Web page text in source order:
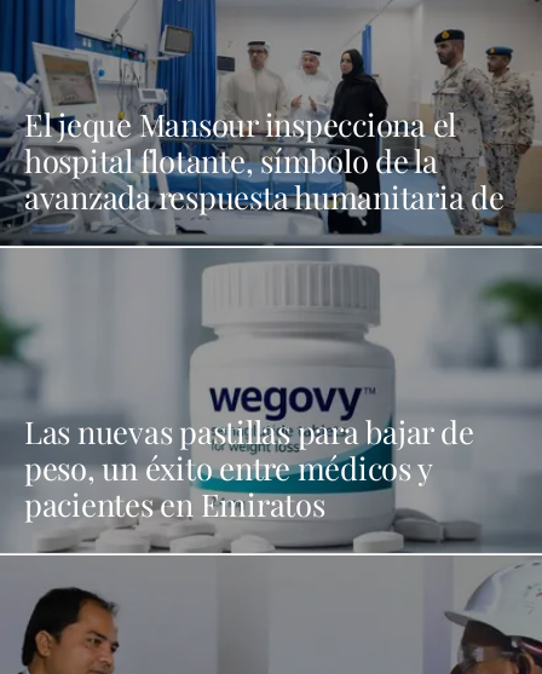
El jeque Mansour inspecciona el
hospital flotante, símbolo de la
avanzada respuesta humanitaria de
EAU
Las nuevas pastillas para bajar de
peso, un éxito entre médicos y
pacientes en Emiratos